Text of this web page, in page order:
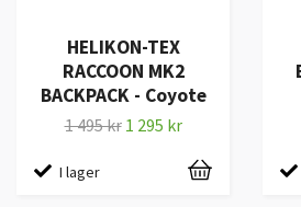
HELIKON-TEX
RACCOON MK2
BACKPACK - Coyote
1 495 kr 1 295 kr
I lager